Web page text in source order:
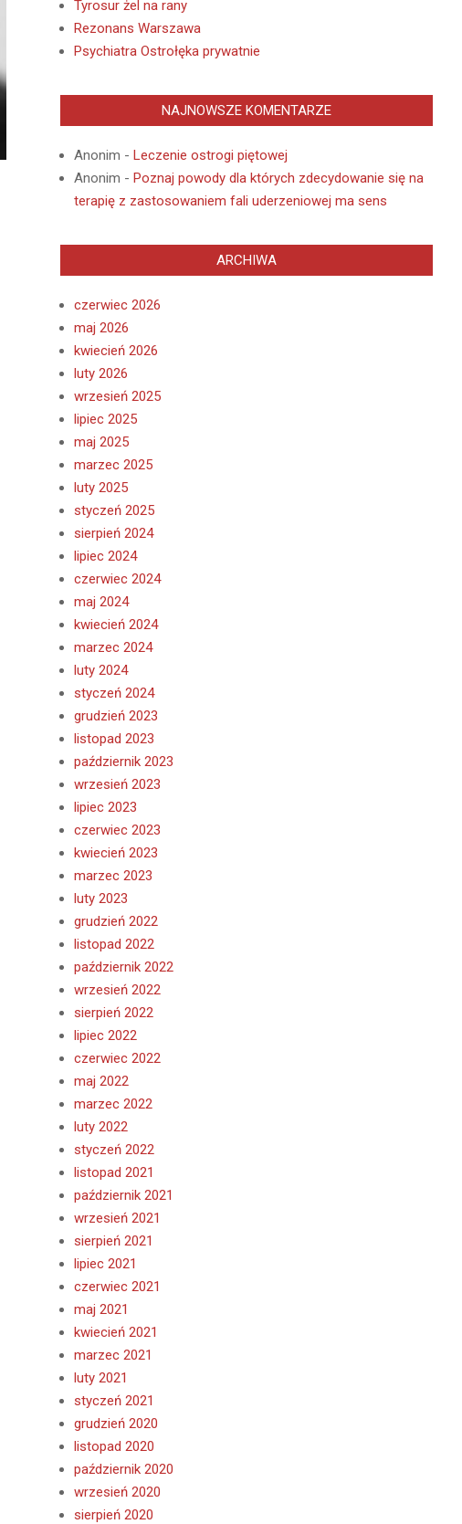
Tyrosur żel na rany
Rezonans Warszawa
Psychiatra Ostrołęka prywatnie
NAJNOWSZE KOMENTARZE
Anonim - Leczenie ostrogi piętowej
Anonim - Poznaj powody dla których zdecydowanie się na
terapię z zastosowaniem fali uderzeniowej ma sens
ARCHIWA
czerwiec 2026
maj 2026
kwiecień 2026
luty 2026
wrzesień 2025
lipiec 2025
maj 2025
marzec 2025
luty 2025
styczeń 2025
sierpień 2024
lipiec 2024
czerwiec 2024
maj 2024
kwiecień 2024
marzec 2024
luty 2024
styczeń 2024
grudzień 2023
listopad 2023
październik 2023
wrzesień 2023
lipiec 2023
czerwiec 2023
kwiecień 2023
marzec 2023
luty 2023
grudzień 2022
listopad 2022
październik 2022
wrzesień 2022
sierpień 2022
lipiec 2022
czerwiec 2022
maj 2022
marzec 2022
luty 2022
styczeń 2022
listopad 2021
październik 2021
wrzesień 2021
sierpień 2021
lipiec 2021
czerwiec 2021
maj 2021
kwiecień 2021
marzec 2021
luty 2021
styczeń 2021
grudzień 2020
listopad 2020
październik 2020
wrzesień 2020
sierpień 2020